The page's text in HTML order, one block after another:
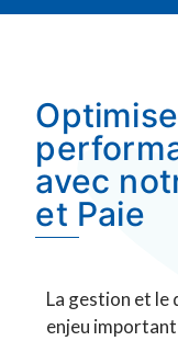
avec
et Paie
La gestion et le
enjeu